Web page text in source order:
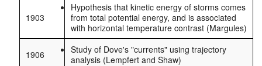
1903
Hypothesis that kinetic energy of storms comes
from total potential energy, and is associated
with horizontal temperature contrast (Margules)
1906
Study of Dove's "currents" using trajectory
analysis (Lempfert and Shaw)